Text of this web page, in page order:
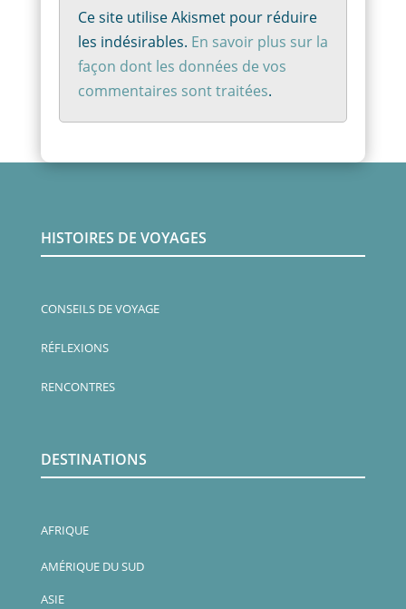
Ce site utilise Akismet pour réduire
les indésirables. En savoir plus sur la
façon dont les données de vos
commentaires sont traitées.
HISTOIRES DE VOYAGES
CONSEILS DE VOYAGE
RÉFLEXIONS
RENCONTRES
DESTINATIONS
AFRIQUE
AMÉRIQUE DU SUD
ASIE